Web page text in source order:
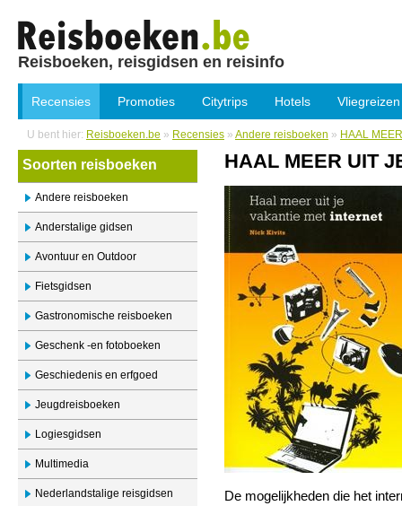
Reisboeken, reisgidsen en reisinfo
Recensies Promoties Citytrips Hotels Vliegreizen
U bent hier: Reisboeken.be » Recensies » Andere reisboeken » HAAL
Soorten reisboeken
Andere reisboeken
Anderstalige gidsen
Avontuur en Outdoor
Fietsgidsen
Gastronomische reisboeken
Geschenk -en fotoboeken
Geschiedenis en erfgoed
Jeugdreisboeken
Logiesgidsen
Multimedia
Nederlandstalige reisgidsen
HAAL MEER UIT
De mogelijkheden die het